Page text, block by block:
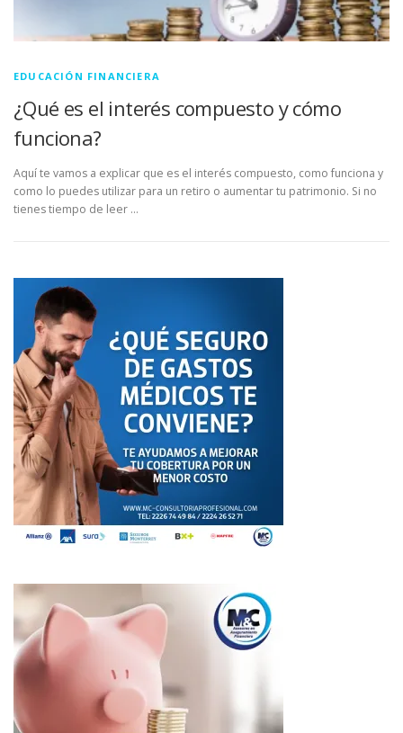
EDUCACIÓN FINANCIERA
¿Qué es el interés compuesto y cómo
funciona?
Aquí te vamos a explicar que es el interés compuesto, como funciona y
como lo puedes utilizar para un retiro o aumentar tu patrimonio. Si no
tienes tiempo de leer …